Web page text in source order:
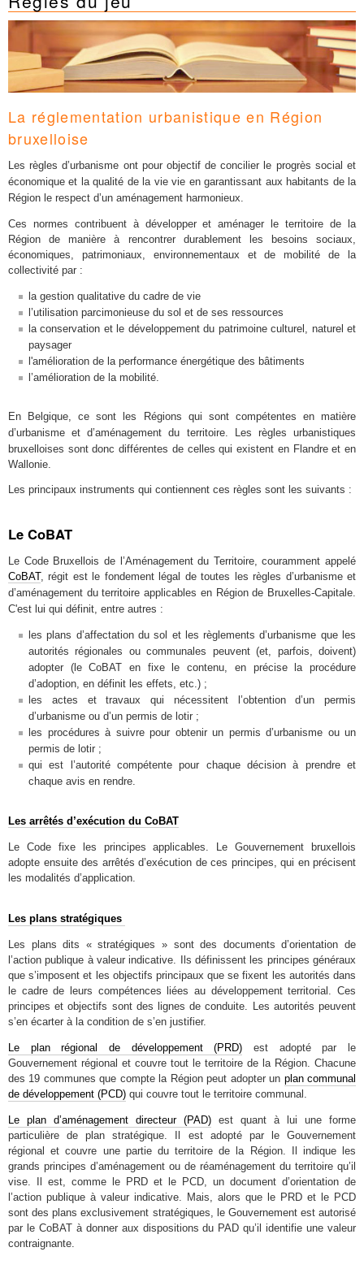
La réglementation urbanistique en Région
bruxelloise
Les règles d’urbanisme ont pour objectif deconcilier le progrès social et
économique et la qualité de la vievie en garantissant aux habitants de la
Région le respect d’un aménagement harmonieux.
Ces normes contribuent à développer et aménager le territoire de la
Région de manière à rencontrer durablement les besoins sociaux,
économiques, patrimoniaux, environnementaux et de mobilité de la
collectivité par :
la gestion qualitative du cadre de vie
l’utilisation parcimonieuse du sol et de ses ressources
la conservation et le développement du patrimoine culturel, naturel et
paysager
l'amélioration de la performance énergétique des bâtiments
l’amélioration de la mobilité.
En Belgique, ce sont les Régions qui sont compétentes en matière
d’urbanisme et d’aménagement du territoire. Les règles urbanistiques
bruxelloises sont donc différentes de celles qui existent en Flandre et en
Wallonie.
Les principaux instruments qui contiennent ces règles sont les suivants :
Le CoBAT
Le Code Bruxellois de l’Aménagement du Territoire, couramment appelé
CoBAT,régit est le fondement légal de toutes les règles d’urbanismeet
d’aménagement du territoire applicables en Région de Bruxelles-Capitale.
C'est lui qui définit, entre autres :
les plans d’affectation du sol et les règlements d’urbanisme que les
autorités régionales ou communales peuvent (et, parfois, doivent)
adopter (le CoBAT en fixe le contenu, en précise la procédure
d’adoption, en définit les effets, etc.) ;
les actes et travaux qui nécessitent l’obtention d’un permis
d’urbanisme ou d’un permis de lotir ;
les procédures à suivre pour obtenir un permis d’urbanisme ou un
permis de lotir ;
qui est l’autorité compétente pour chaque décision à prendre et
chaque avis en rendre.
Les arrêtés d’exécution du CoBAT
Le Code fixe les principes applicables. Le Gouvernement bruxellois
adopte ensuite des arrêtés d’exécution de ces principes, qui en précisent
les modalités d’application.
Les plans stratégiques
Les plans dits « stratégiques » sont des documents d’orientation de
l’action publique à valeur indicative. Ils définissent les principes généraux
que s’imposent et les objectifs principaux que se fixent les autorités dans
le cadre de leurs compétences liées au développement territorial. Ces
principes et objectifs sont des lignes de conduite. Les autorités peuvent
s’en écarter à la condition de s’en justifier.
Le plan régional de développement (PRD) est adopté par le
Gouvernement régional et couvre tout le territoire de la Région. Chacune
des 19 communes que compte la Région peut adopter un plan communal
de développement (PCD) qui couvre tout le territoire communal.
Le plan d’aménagement directeur (PAD) est quant à lui une forme
particulière de plan stratégique. Il est adopté par le Gouvernement
régional et couvre une partie du territoire de la Région. Il indique les
grands principes d’aménagement ou de réaménagement du territoire qu’il
vise. Il est, comme le PRD et le PCD, un document d’orientation de
l’action publique à valeur indicative. Mais, alors que le PRD et le PCD
sont des plans exclusivement stratégiques, le Gouvernement est autorisé
par le CoBAT à donner aux dispositions du PAD qu’il identifie une valeur
contraignante.